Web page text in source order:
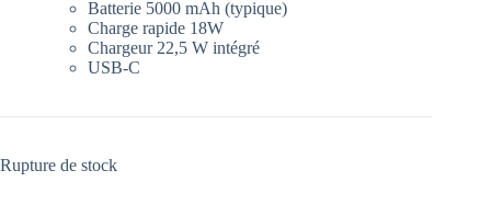
Batterie 5000 mAh (typique)
Charge rapide 18W
Chargeur 22,5 W intégré
USB-C
Rupture de stock